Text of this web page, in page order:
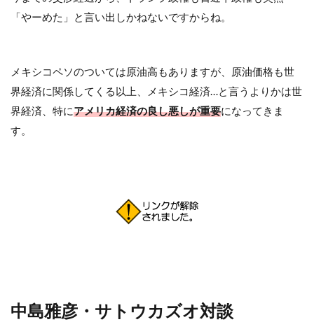
「やーめた」と言い出しかねないですからね。
メキシコペソのついては原油高もありますが、原油価格も世
界経済に関係してくる以上、メキシコ経済…と言うよりかは世
界経済、特にアメリカ経済の良し悪しが重要になってきま
す。
中島雅彦・サトウカズオ対談